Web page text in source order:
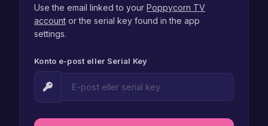
Use the email linked to your Poppycorn TV
account or the serial key found in the app
settings.
Konto e-post eller Serial Key